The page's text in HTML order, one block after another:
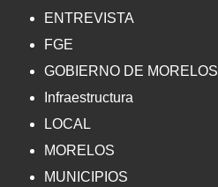
ENTREVISTA
FGE
GOBIERNO DE MORELOS
Infraestructura
LOCAL
MORELOS
MUNICIPIOS